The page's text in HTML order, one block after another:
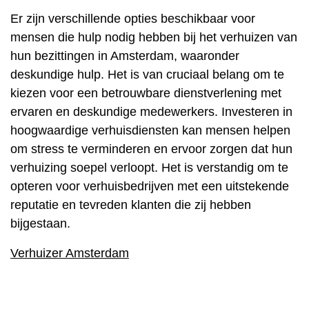
Er zijn verschillende opties beschikbaar voor
mensen die hulp nodig hebben bij het verhuizen van
hun bezittingen in Amsterdam, waaronder
deskundige hulp. Het is van cruciaal belang om te
kiezen voor een betrouwbare dienstverlening met
ervaren en deskundige medewerkers. Investeren in
hoogwaardige verhuisdiensten kan mensen helpen
om stress te verminderen en ervoor zorgen dat hun
verhuizing soepel verloopt. Het is verstandig om te
opteren voor verhuisbedrijven met een uitstekende
reputatie en tevreden klanten die zij hebben
bijgestaan.
Verhuizer Amsterdam